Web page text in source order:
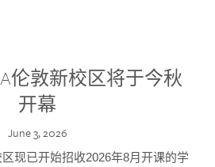
伦敦新校区将于今秋
开幕
June 3, 2026
现已开始招收2026年8月开课的学